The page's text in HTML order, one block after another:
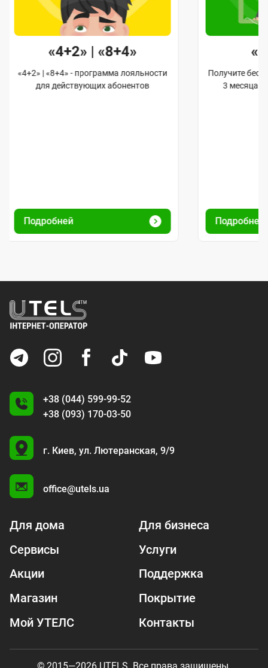
«4+2» | «8+4»
«4+2» | «8+4» - программа лояльности
для действующих абонентов
Подробней
Получите
3 месяца
Подробней
+38 (044) 599-99-52
+38 (093) 170-03-50
U
г. Киев, ул. Лютеранская, 9/9
office@utels.ua
Для дома
Для бизнеса
Сервисы
Услуги
Акции
Поддержка
Магазин
Покрытие
Мой УТЕЛС
Контакты